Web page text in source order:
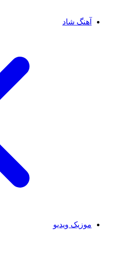
آهنگ شاد
موزیک ویدیو